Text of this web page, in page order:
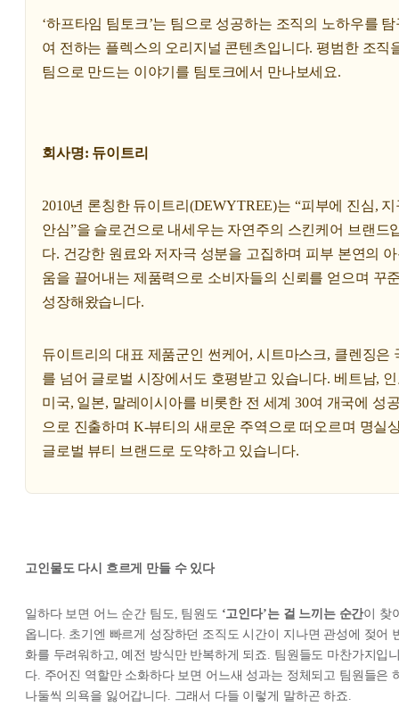
‘하프타임 팀토크’는 팀으로 성공하는 조직의 노하우를
여 전하는 플렉스의 오리지널 콘텐츠입니다. 평범한 조직
팀으로 만드는 이야기를 팀토크에서 만나보세요.
회사명: 듀이트리
2010년 론칭한 듀이트리(DEWYTREE)는 “피부에 진심,
안심”을 슬로건으로 내세우는 자연주의 스킨케어 브랜드
다. 건강한 원료와 저자극 성분을 고집하며 피부 본연의
움을 끌어내는 제품력으로 소비자들의 신뢰를 얻으며 꾸
성장해왔습니다.
듀이트리의 대표 제품군인 썬케어, 시트마스크, 클렌징은
를 넘어 글로벌 시장에서도 호평받고 있습니다. 베트남,
미국, 일본, 말레이시아를 비롯한 전 세계 30여 개국에 성
으로 진출하며 K-뷰티의 새로운 주역으로 떠오르며 명실
글로벌 뷰티 브랜드로 도약하고 있습니다.
고인물도 다시 흐르게 만들 수 있다
일하다 보면 어느 순간 팀도, 팀원도 ‘고인다’는 걸 느끼는 순간이 찾
옵니다. 초기엔 빠르게 성장하던 조직도 시간이 지나면 관성에 젖어
화를 두려워하고, 예전 방식만 반복하게 되죠. 팀원들도 마찬가지입
다. 주어진 역할만 소화하다 보면 어느새 성과는 정체되고 팀원들은
나둘씩 의욕을 잃어갑니다. 그래서 다들 이렇게 말하곤 하죠.